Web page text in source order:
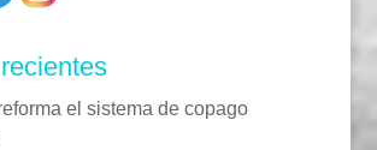
el sistema de copago